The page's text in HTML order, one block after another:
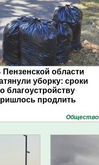
Пензенской области
уборку: сроки
благоустройству
продлить
Общество